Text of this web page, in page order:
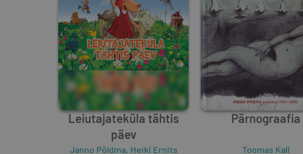
Leiutajateküla tähtis
päev
Janno Põldma, Heiki Ernits
Pärnograafia
Toomas Kall